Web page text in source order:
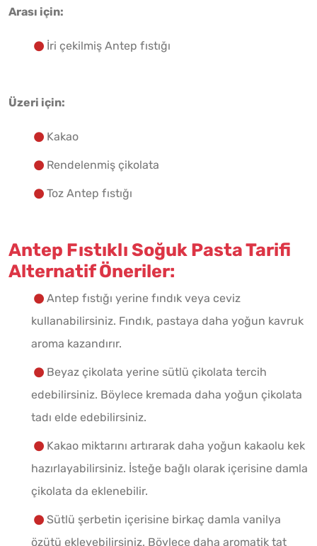
Arası için:
İri çekilmiş Antep fıstığı
Üzeri için:
Kakao
Rendelenmiş çikolata
Toz Antep fıstığı
Antep Fıstıklı Soğuk Pasta Tarifi
Alternatif Öneriler:
Antep fıstığı yerine fındık veya ceviz
kullanabilirsiniz. Fındık, pastaya daha yoğun kavruk
aroma kazandırır.
Beyaz çikolata yerine sütlü çikolata tercih
edebilirsiniz. Böylece kremada daha yoğun çikolata
tadı elde edebilirsiniz.
Kakao miktarını artırarak daha yoğun kakaolu kek
hazırlayabilirsiniz. İsteğe bağlı olarak içerisine damla
çikolata da eklenebilir.
Sütlü şerbetin içerisine birkaç damla vanilya
özütü ekleyebilirsiniz. Böylece daha aromatik tat